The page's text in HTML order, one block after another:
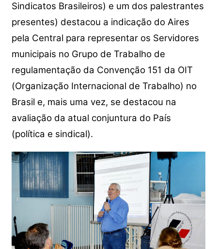
Sindicatos Brasileiros) e um dos palestrantes
presentes) destacou a indicação do Aires
pela Central para representar os Servidores
municipais no Grupo de Trabalho de
regulamentação da Convenção 151 da OIT
(Organização Internacional de Trabalho) no
Brasil e, mais uma vez, se destacou na
avaliação da atual conjuntura do País
(política e sindical).